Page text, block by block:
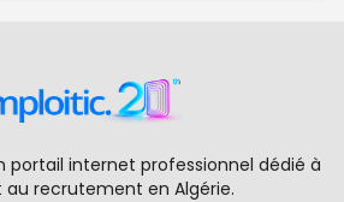
portail internet professionnel dédié à
au recrutement en Algérie.